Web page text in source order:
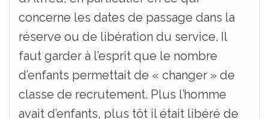
concerne les dates de passage dans la
réserve ou de libération du service. Il
faut garder à l’esprit que le nombre
d’enfants permettait de « changer » de
classe de recrutement. Plus l’homme
avait d’enfants, plus tôt il était libéré de